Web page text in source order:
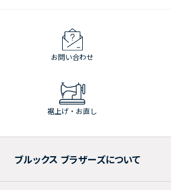
お問い合わせ
裾上げ・お直し
ブルックス ブラザーズについて